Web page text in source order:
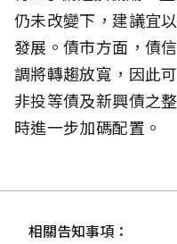
仍未改變下，建議宜
發展。債市方面，債
調將轉趨放寬，因此
非投等債及新興債之
時進一步加碼配置。
相關告知事項：